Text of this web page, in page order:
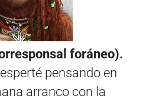
foráneo).
pensando en
arranco con la